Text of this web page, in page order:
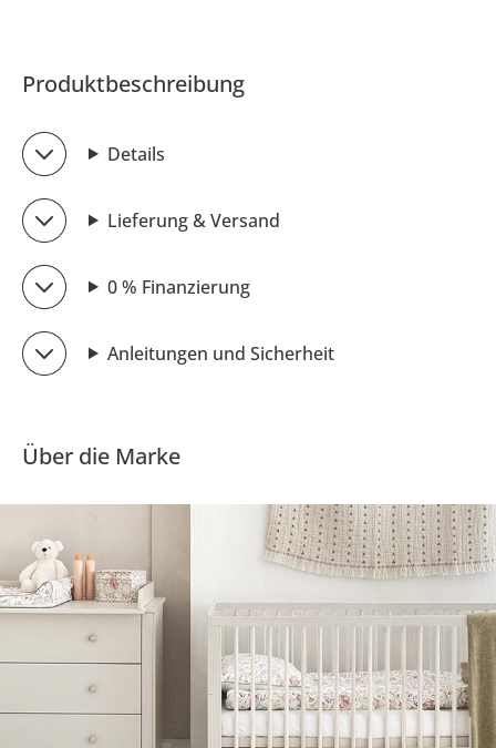
Produktbeschreibung
Details
Lieferung & Versand
0 % Finanzierung
Anleitungen und Sicherheit
Über die Marke